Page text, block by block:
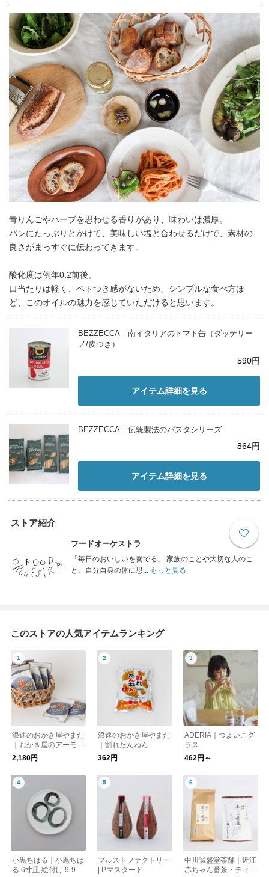
青りんごやハーブを思わせる香りがあり、味わいは濃厚。
パンにたっぷりとかけて、美味しい塩と合わせるだけで、素材の
良さがまっすぐに伝わってきます。
酸化度は例年0.2前後。
口当たりは軽く、ベトつき感がないため、シンプルな食べ方ほ
ど、このオイルの魅力を感じていただけると思います。
BEZZECCA｜南イタリアのトマト缶（ダッテリー
ノ/皮つき）
590円
アイテム詳細を見る
BEZZECCA｜伝統製法のパスタシリーズ
864円
アイテム詳細を見る
ストア紹介
フードオーケストラ
「毎日のおいしいを奏でる」 家族のことや大切な人のこ
と、自分自身の体に思...もっと見る
このストアの人気アイテムランキング
浪速のおかき屋やまだ
｜おかき屋のアーモン
ドFish
2,180円
浪速のおかき屋やまだ
｜割れたんねん
362円
ADERIA｜つよいこグ
ラス
462円～
小黒ちはる｜小黒ちは
る 6寸皿 絵付け 9-9
プルストファクトリー
| P.マスタード
中川誠盛堂茶舗｜近江
赤ちゃん番茶・ティー